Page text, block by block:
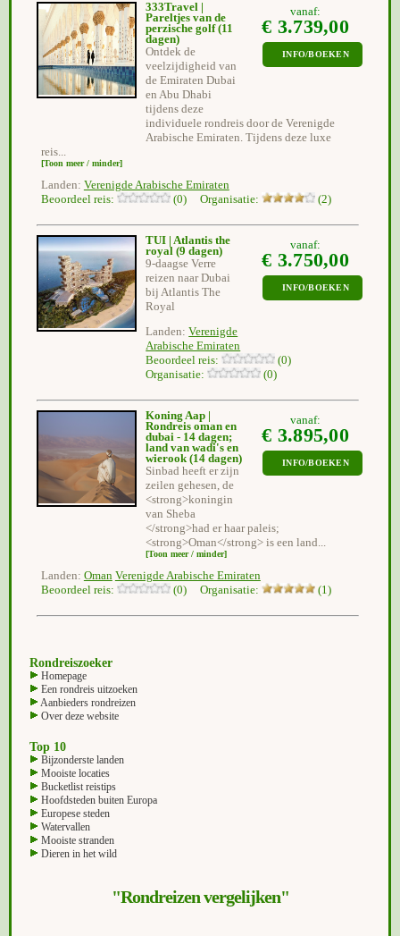
vanaf:
€ 3.739,00
INFO/BOEKEN
333Travel |
Pareltjes van de
perzische golf(11
dagen)
Ontdek de
veelzijdigheid van
de Emiraten Dubai
en Abu Dhabi
tijdens deze
individuele rondreis door de Verenigde
Arabische Emiraten. Tijdens deze luxe
reis...
[Toon meer / minder]
Landen: Verenigde Arabische Emiraten
Beoordeel reis:
(0) Organisatie: (2)
vanaf:
€ 3.750,00
INFO/BOEKEN
TUI | Atlantis the
royal (9 dagen)
9-daagse Verre
reizen naar Dubai
bij Atlantis The
Royal
Landen:Verenigde
Arabische Emiraten
Beoordeel reis:
(0)
Organisatie:
(0)
vanaf:
€ 3.895,00
INFO/BOEKEN
Koning Aap |
Rondreis oman en
dubai - 14 dagen;
land van wadi's en
wierook(14 dagen)
Sinbad heeft er zijn
zeilen gehesen, de
<strong>koningin
van Sheba
</strong>had er haar paleis;
<strong>Oman</strong> is een land...
[Toon meer / minder]
Landen: Oman Verenigde Arabische Emiraten
Beoordeel reis:
(0) Organisatie: (1)
Rondreiszoeker
Homepage
Een rondreis uitzoeken
Aanbieders rondreizen
Over deze website
Top 10
Bijzonderste landen
Mooiste locaties
Bucketlist reistips
Hoofdsteden buiten Europa
Europese steden
Watervallen
Mooiste stranden
Dieren in het wild
"Rondreizen vergelijken"